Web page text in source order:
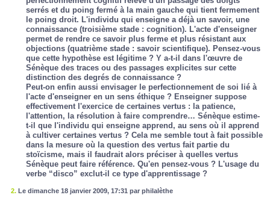
serrés et du poing fermé à la main gauche qui tient fermement
le poing droit. L'individu qui enseigne a déjà un savoir, une
connaissance (troisième stade : cognition). L'acte d'enseigner
permet de rendre ce savoir plus ferme et plus résistant aux
objections (quatrième stade : savoir scientifique). Pensez-vous
que cette hypothèse est légitime ? Y a-t-il dans l'œuvre de
Sénèque des traces ou des passages explicites sur cette
distinction des degrés de connaissance ?
Peut-on enfin aussi envisager le perfectionnement de soi lié à
l'acte d'enseigner en un sens éthique ? Enseigner suppose
effectivement l'exercice de certaines vertus : la patience,
l'attention, la résolution à faire comprendre… Sénèque estime-
t-il que l'individu qui enseigne apprend, au sens où il apprend
à cultiver certaines vertus ? Cela me semble tout à fait possible
dans la mesure où la question des vertus fait partie du
stoïcisme, mais il faudrait alors préciser à quelles vertus
Sénèque peut faire référence. Qu'en pensez-vous ? L'usage du
verbe “disco” exclut-il ce type d'apprentissage ?
2. Le dimanche 18 janvier 2009, 17:31 par philalèthe